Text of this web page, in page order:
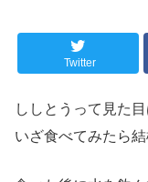
Twitter
ししとうって見た
いざ食べてみたら結